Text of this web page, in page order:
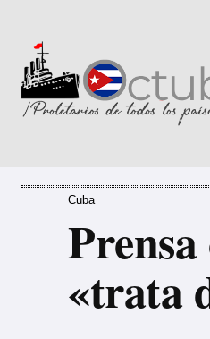
Cuba
«trata